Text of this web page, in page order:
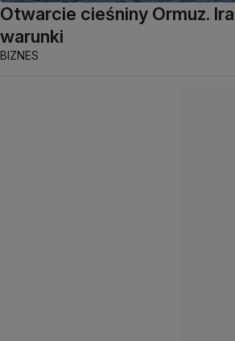
Otwarcie cieśniny Ormuz.
warunki
BIZNES